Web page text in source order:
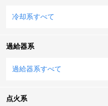
冷却系すべて
過給器系
過給器系すべて
点火系